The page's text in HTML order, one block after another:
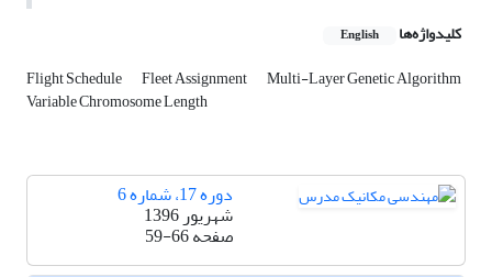
کلیدواژه‌ها English
Flight Schedule Fleet Assignment Multi-Layer Genetic Algorithm
Variable Chromosome Length
دوره 17، شماره 6
شهریور 1396
صفحه59-66